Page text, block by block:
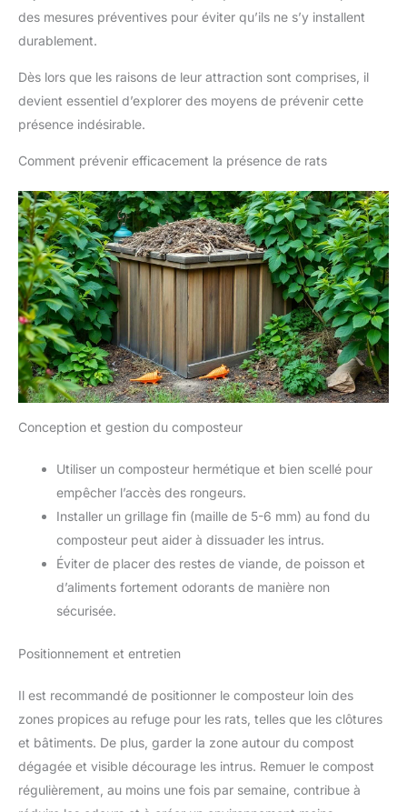
des mesures préventives pour éviter qu’ils ne s’y installent
durablement.
Dès lors que les raisons de leur attraction sont comprises, il
devient essentiel d’explorer des moyens de prévenir cette
présence indésirable.
Comment prévenir efficacement la présence de rats
Conception et gestion du composteur
Utiliser un composteur hermétique et bien scellé pour
empêcher l’accès des rongeurs.
Installer un grillage fin (maille de 5-6 mm) au fond du
composteur peut aider à dissuader les intrus.
Éviter de placer des restes de viande, de poisson et
d’aliments fortement odorants de manière non
sécurisée.
Positionnement et entretien
Il est recommandé de positionner le composteur loin des
zones propices au refuge pour les rats, telles que les clôtures
et bâtiments. De plus, garder la zone autour du compost
dégagée et visible décourage les intrus. Remuer le compost
régulièrement, au moins une fois par semaine, contribue à